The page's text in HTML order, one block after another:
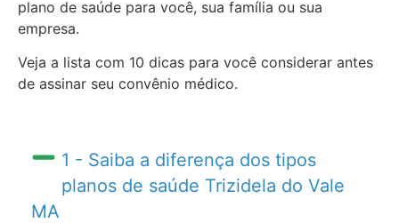
plano de saúde para você, sua família ou sua
empresa.
Veja a lista com 10 dicas para você considerar antes
de assinar seu convênio médico.
1 - Saiba a diferença dos tipos
planos de saúde Trizidela do Vale
MA